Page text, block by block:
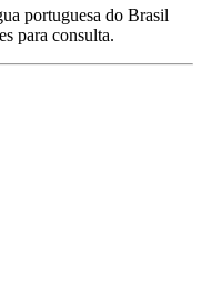
portuguesa do Brasil
para consulta.